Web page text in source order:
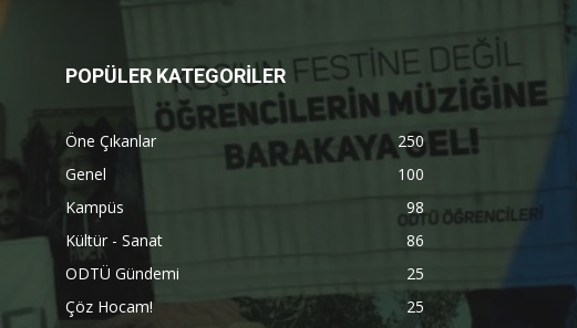
POPÜLER KATEGORİLER
Öne Çıkanlar
250
Genel
100
Kampüs
98
Kültür - Sanat
86
ODTÜ Gündemi
25
Çöz Hocam!
25